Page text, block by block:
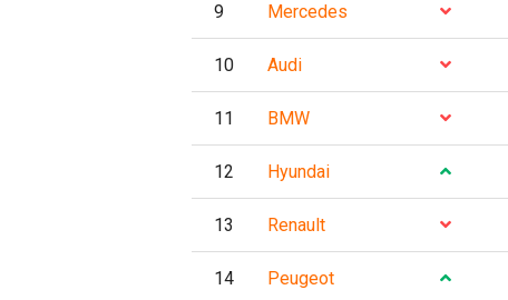
9 Mercedes
10 Audi
11 BMW
12 Hyundai
13 Renault
14 Peugeot